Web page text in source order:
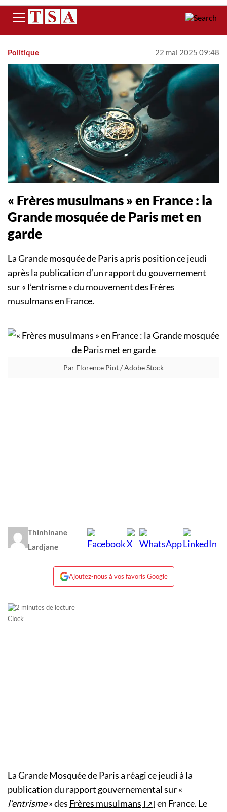
Menu
Politique 22 mai 2025 09:48
« Frères musulmans » en France : la
Grande mosquée de Paris met en
garde
La Grande mosquée de Paris a pris position ce jeudi
après la publication d’un rapport du gouvernement
sur « l’entrisme » du mouvement des Frères
musulmans en France.
Par Florence Piot / Adobe Stock
Thinhinane
Lardjane
Ajoutez-nous à vos favoris Google
2 minutes de lecture
La Grande Mosquée de Paris a réagi ce jeudi à la
publication du rapport gouvernemental sur «
l’entrisme» des Frères musulmans
en France. Le